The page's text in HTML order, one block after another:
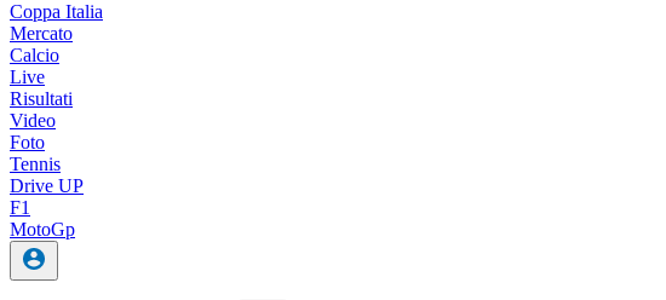
Coppa Italia
Mercato
Calcio
Live
Risultati
Video
Foto
Tennis
Drive UP
F1
MotoGp